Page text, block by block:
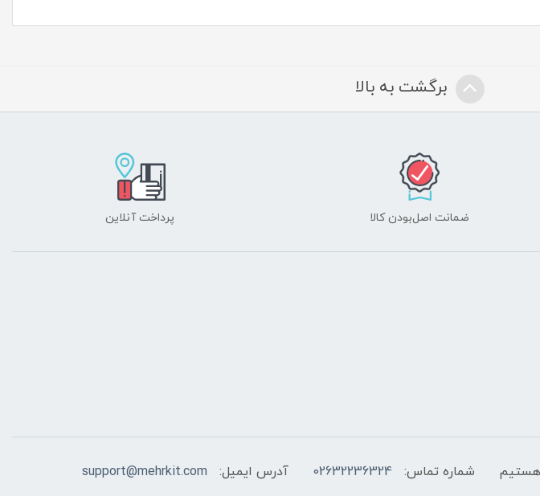
برگشت به بالا
ضمانت اصل‌بودن کالا پرداخت آنلاین
شماره تماس: 02632236324 آدرس ایمیل: support@mehrkit.com